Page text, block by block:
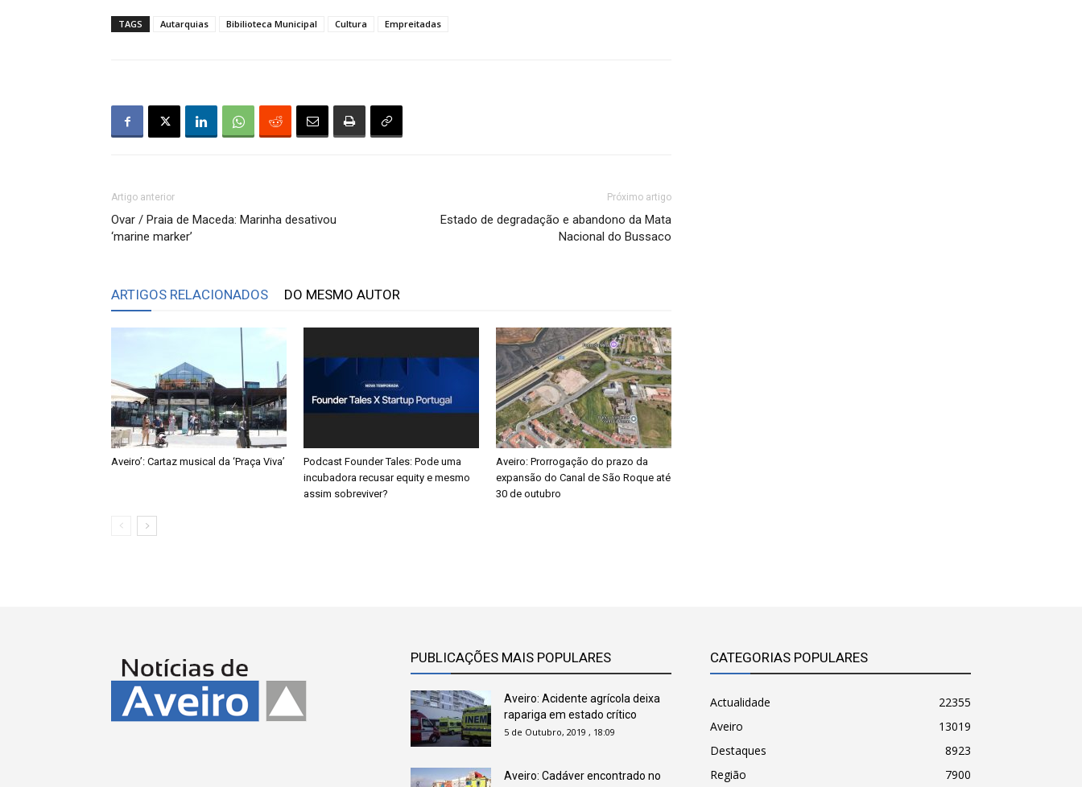
TAGS Autarquias Bibilioteca Municipal Cultura Empreitadas
Artigo anterior
Ovar / Praia de Maceda: Marinha desativou
‘marine marker’
Próximo artigo
Estado de degradação e abandono da Mata
Nacional do Bussaco
ARTIGOS RELACIONADOS DO MESMO AUTOR
Aveiro’: Cartaz musical da ‘Praça Viva’
Podcast Founder Tales: Pode uma
incubadora recusar equity e mesmo
assim sobreviver?
Aveiro: Prorrogação do prazo da
expansão do Canal de São Roque até
30 de outubro
PUBLICAÇÕES MAIS POPULARES
Aveiro: Acidente agrícola deixa
rapariga em estado crítico
5 de Outubro, 2019 , 18:09
Aveiro: Cadáver encontrado no
CATEGORIAS POPULARES
Actualidade
22355
Aveiro
13019
Destaques
8923
Região
7900